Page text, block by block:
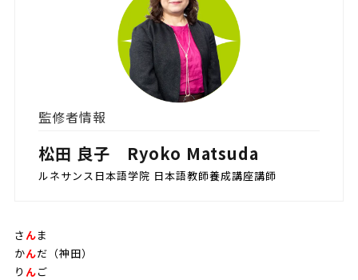
監修者情報
松田 良子 Ryoko Matsuda
ルネサンス日本語学院 日本語教師養成講座講師
さ んま
かんだ（神田）
り んご